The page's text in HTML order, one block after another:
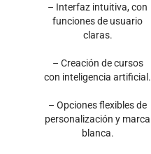
– Interfaz intuitiva, con
funciones de usuario
claras.
– Creación de cursos
con inteligencia artificial.
– Opciones flexibles de
personalización y marca
blanca.